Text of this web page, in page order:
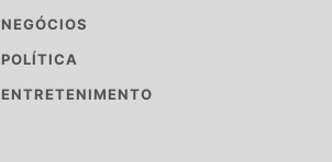
NEGÓCIOS
POLÍTICA
ENTRETENIMENTO